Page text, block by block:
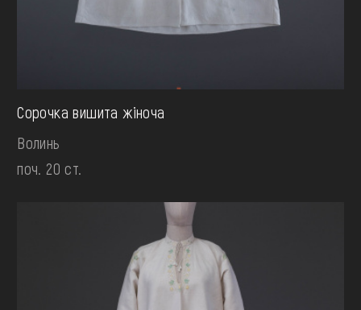
Сорочка вишита жіноча
Волинь
поч. 20 ст.